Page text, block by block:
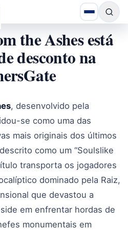
the Ashes está
desconto na
, desenvolvido pela
se como uma das
mais originais dos últimos
como um “Soulslike
transporta os jogadores
dominado pela Raiz,
que devastou a
em enfrentar hordas de
monumentais em